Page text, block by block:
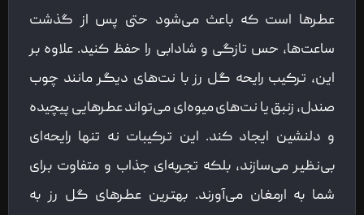
عطرها است که باعث می‌شود حتی پس از گذشت
ساعت‌ها، حس تازگی و شادابی را حفظ کنید. علاوه بر
این، ترکیب رایحه گل رز با نت‌های دیگر مانند چوب
صندل، زنبق یا نت‌های میوه‌ای می‌تواند عطرهایی پیچیده
و دلنشین ایجاد کند. این ترکیبات نه تنها رایحه‌ای
بی‌نظیر می‌سازند، بلکه تجربه‌ای جذاب و متفاوت برای
شما به ارمغان می‌آورند. بهترین عطرهای گل رز به